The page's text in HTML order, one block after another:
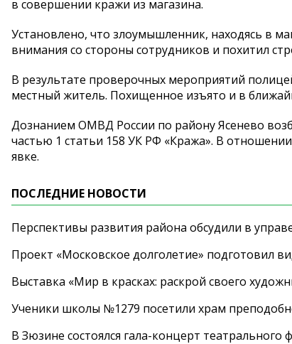
в совершении кражи из магазина.
Установлено, что злоумышленник, находясь в
внимания со стороны сотрудников и похитил
В результате проверочных мероприятий
местный житель. Похищенное изъято и в
Дознанием ОМВД России по району Ясенево
частью 1 статьи 158 УК РФ «Кража». В
явке.
ПОСЛЕДНИЕ НОВОСТИ
Перспективы развития района обсудили в
Проект «Московское долголетие» подготовил
Выставка «Мир в красках: раскрой своего
Ученики школы №1279 посетили храм
В Зюзине состоялся гала-концерт театрального